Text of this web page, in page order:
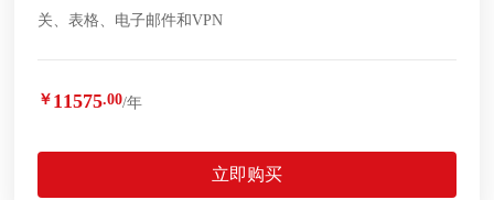
关、表格、电子邮件和VPN
￥ 11575.00/年
立即购买